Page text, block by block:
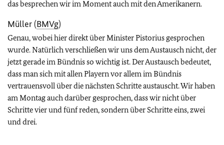
das besprechen wir im Moment auch mit den Amerikanern.
Müller (BMVg)
Genau, wobei hier direkt über Minister Pistorius gesprochen
wurde. Natürlich verschließen wir uns dem Austausch nicht, der
jetzt gerade im Bündnis so wichtig ist. Der Austausch bedeutet,
dass man sich mit allen Playern vor allem im Bündnis
vertrauensvoll über die nächsten Schritte austauscht. Wir haben
am Montag auch darüber gesprochen, dass wir nicht über
Schritte vier und fünf reden, sondern über Schritte eins, zwei
und drei.